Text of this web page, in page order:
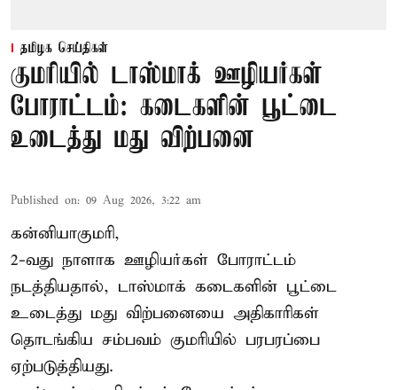
தமிழக செய்திகள்
குமரியில் டாஸ்மாக் ஊழியர்கள்
போராட்டம்: கடைகளின் பூட்டை
உடைத்து மது விற்பனை
Published on: 09 Aug 2026, 3:22 am
கன்னியாகுமரி,
2-வது நாளாக ஊழியர்கள் போராட்டம்
நடத்தியதால், டாஸ்மாக் கடைகளின் பூட்டை
உடைத்து மது விற்பனையை அதிகாரிகள்
தொடங்கிய சம்பவம் குமரியில் பரபரப்பை
ஏற்படுத்தியது.